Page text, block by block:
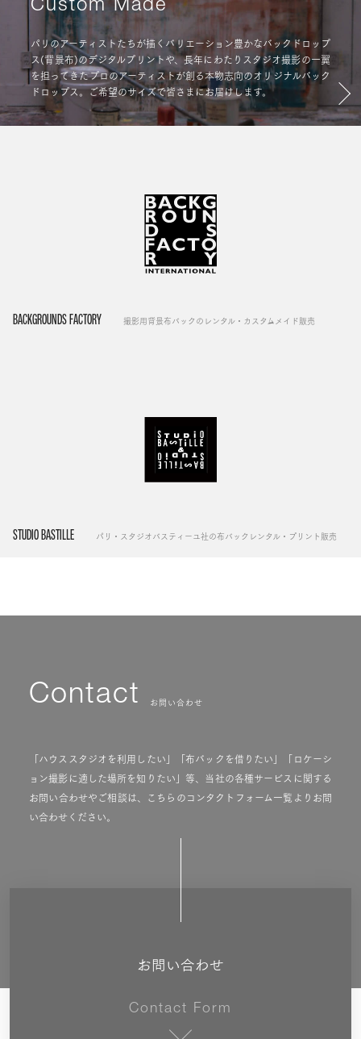
Custom Made
パリのアーティストたちが描くバリエーション豊かなバックドロップ
ス(背景布)のデジタルプリントや、長年にわたりスタジオ撮影の一翼
を担ってきたプロのアーティストが創る本物志向のオリジナルバック
ドロップス。ご希望のサイズで皆さまにお届けします。
BACKGROUNDS FACTORY 撮影用背景布バックのレンタル・カスタムメイド販売
STUDIO BASTILLE パリ・スタジオバスティーユ社の布バックレンタル・プリント販売
Contact お問い合わせ
「ハウススタジオを利用したい」「布バックを借りたい」「ロケーシ
ョン撮影に適した場所を知りたい」等、当社の各種サービスに関する
お問い合わせやご相談は、こちらのコンタクトフォーム一覧よりお問
い合わせください。
お問い合わせ
Contact Form